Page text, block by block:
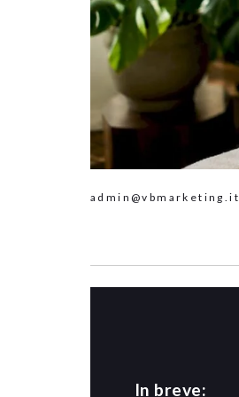
admin@vbmarketing.it
In breve: